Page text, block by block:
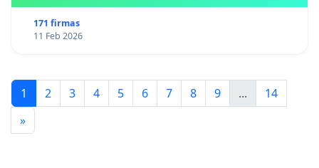
171 firmas
11 Feb 2026
1 2 3 4 5 6 7 8 9 ...
14
»